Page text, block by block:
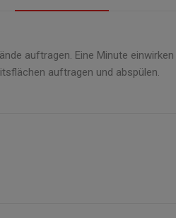
auftragen. Eine Minute
auftragen und abspülen.